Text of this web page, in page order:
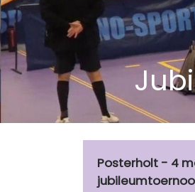
Posterholt - 4